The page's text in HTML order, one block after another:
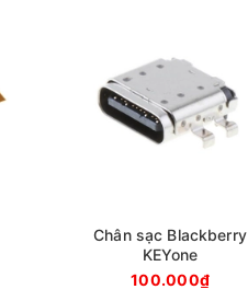
Chân sạc Blackberry
KEYone
100.000₫